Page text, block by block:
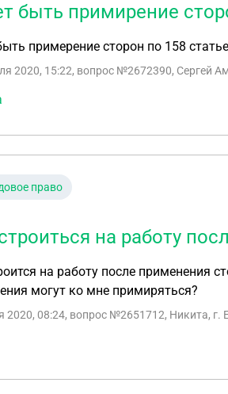
быть примирение
примерение сторон по 158
2020, 15:22, вопрос №2672390, Сергей
право
на работу
на работу после применения
могут ко мне примиряться?
2020, 08:24, вопрос №2651712, Никита, г.